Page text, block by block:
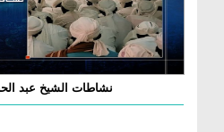
نشاطات الشيخ عبد